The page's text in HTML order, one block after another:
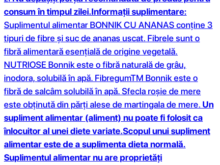
consum în timpul zilei.Informații suplimentare:
Suplimentul alimentar BONNIK CU ANANAS conține 3
tipuri de fibre și suc de ananas uscat. Fibrele sunt o
fibră alimentară esențială de origine vegetală.
NUTRIOSE Bonnik este o fibră naturală de grâu,
inodora, solubilă în apă. FibregumTM Bonnik este o
fibră de salcâm solubilă în apă. Sfecla roșie de mere
este obținută din părți alese de martingala de mere. Un
supliment alimentar (aliment) nu poate fi folosit ca
înlocuitor al unei diete variate.Scopul unui supliment
alimentar este de a suplimenta dieta normală.
Suplimentul alimentar nu are proprietăți